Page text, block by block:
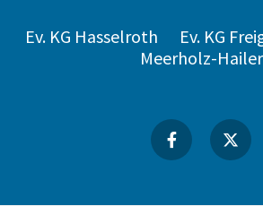
Ev. KG Hasselroth Ev. KG
Meerholz-Hailer